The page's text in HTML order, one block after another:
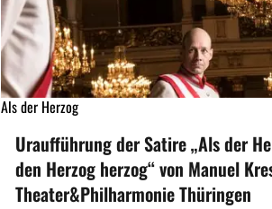
Als der Herzog
Uraufführung der Satire „Als der
den Herzog herzog“ von Manuel
Theater&Philharmonie Thüringen